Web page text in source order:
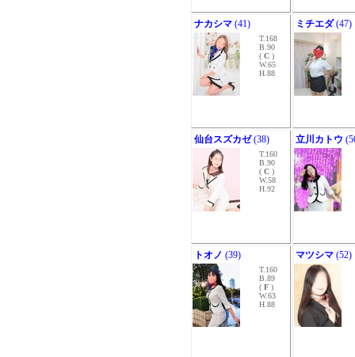
ナカシマ (41)
T.168
B.90
( C )
W.65
H.88
ミチエダ(47)
仙台スズカゼ(38)
T.160
B.90
( C )
W.58
H.92
立川カトウ
トオノ (39)
T.160
B.89
( F )
W.63
H.88
マツシマ (52)